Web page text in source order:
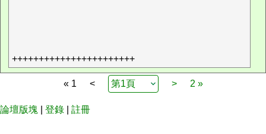
+++++++++++++++++++++++
« 1 < > 2 »
論壇版塊 登錄 註冊